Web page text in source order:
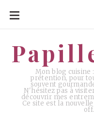
ALLER
CONTENU
Mon blog cuisine
prétention, pour
souvent
N'hésitez pas à
découvrir mes
Ce site est la